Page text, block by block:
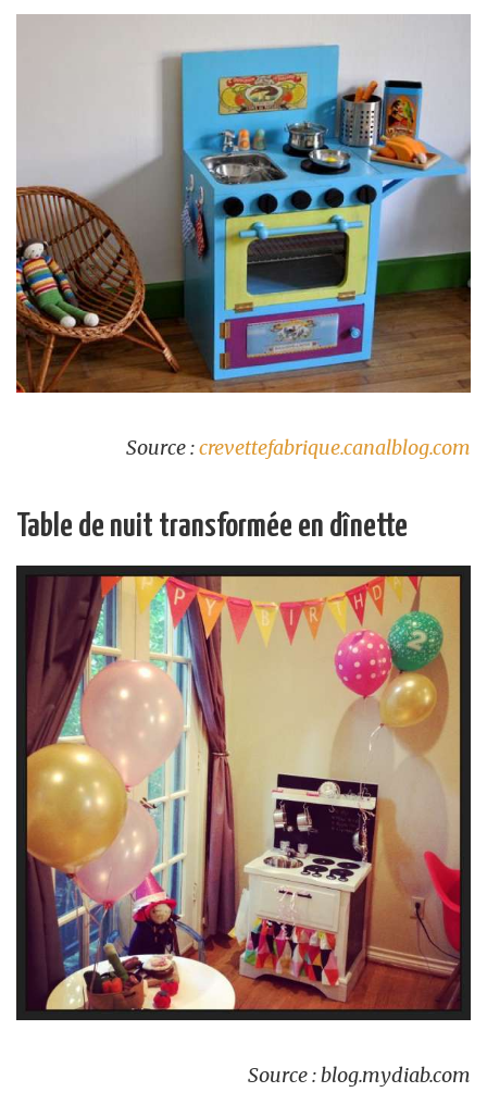
Source :crevettefabrique.canalblog.com
Table de nuit transformée en dînette
Source : blog.mydiab.com